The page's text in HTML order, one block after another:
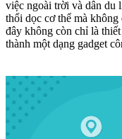
việc ngoài trời và dân du
thổi dọc cơ thể mà
đây không còn chỉ là
thành một dạng gadget